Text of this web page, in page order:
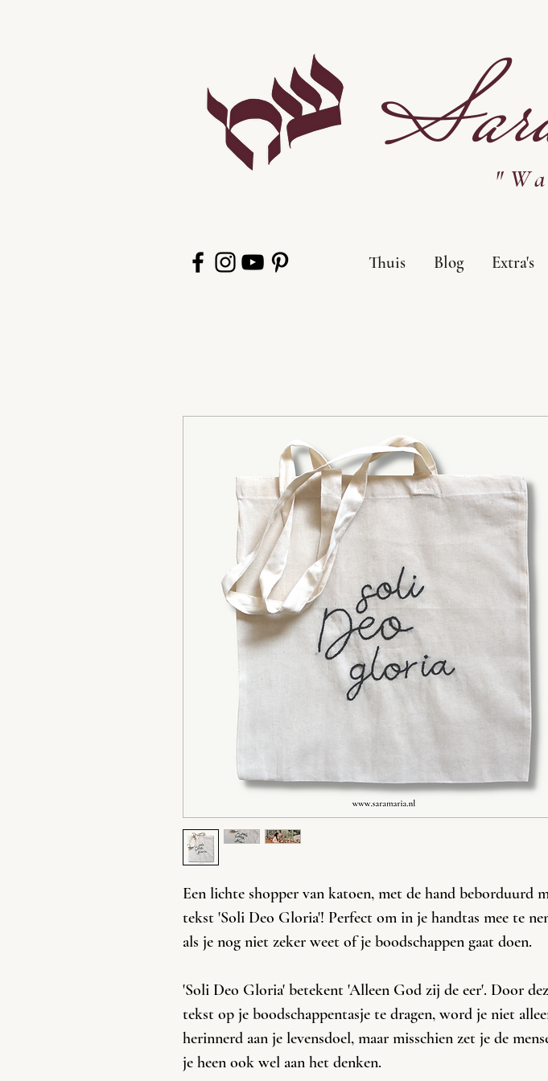
Thuis Blog Extra's
Een lichte shopper van katoen, met de hand beborduurd
tekst 'Soli Deo Gloria'! Perfect om in je handtas mee te
als je nog niet zeker weet of je boodschappen gaat doen.
'Soli Deo Gloria' betekent 'Alleen God zij de eer'. Door
tekst op je boodschappentasje te dragen, word je niet
herinnerd aan je levensdoel, maar misschien zet je de
je heen ook wel aan het denken.